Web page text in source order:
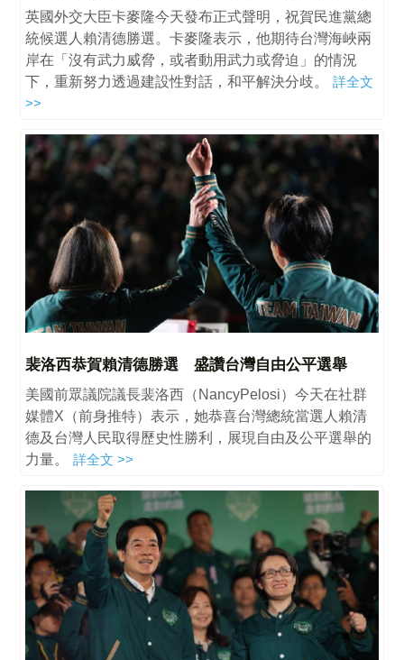
英國外交大臣卡麥隆今天發布正式聲明，祝賀民進黨總
統候選人賴清德勝選。卡麥隆表示，他期待台灣海峽兩
岸在「沒有武力威脅，或者動用武力或脅迫」的情況
下，重新努力透過建設性對話，和平解決分歧。
詳全文
>>
裴洛西恭賀賴清德勝選 盛讚台灣自由公平選舉
美國前眾議院議長裴洛西（NancyPelosi）今天在社群
媒體X（前身推特）表示，她恭喜台灣總統當選人賴清
德及台灣人民取得歷史性勝利，展現自由及公平選舉的
力量。
詳全文 >>